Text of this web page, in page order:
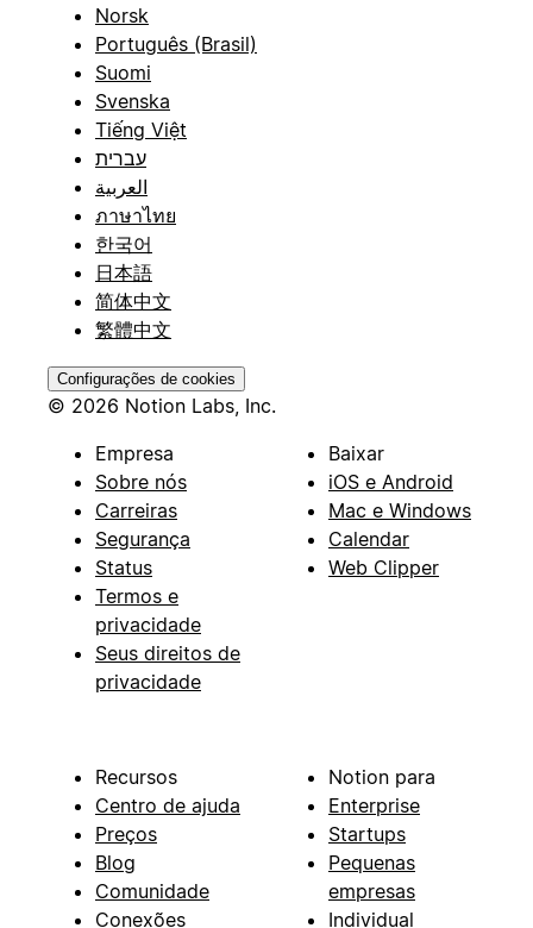
Norsk
Português (Brasil)
Suomi
Svenska
Tiếng Việt
עברית
العربية
ภาษาไทย
한국어
日本語
简体中文
繁體中文
Configurações de cookies
© 2026 Notion Labs, Inc.
Empresa
Sobre nós
Carreiras
Segurança
Status
Termos e
privacidade
Seus direitos de
privacidade
Baixar
iOS e Android
Mac e Windows
Calendar
Web Clipper
Recursos
Centro de ajuda
Preços
Blog
Comunidade
Conexões
Notion para
Enterprise
Startups
Pequenas
empresas
Individual